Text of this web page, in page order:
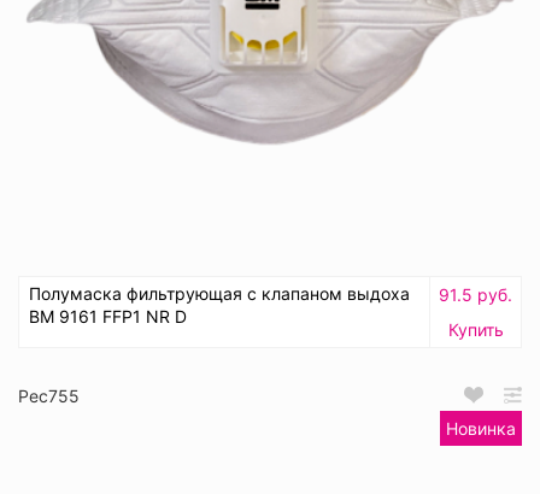
Полумаска фильтрующая с клапаном выдоха
ВМ 9161 FFP1 NR D
91.5 руб.
Купить
Рес755
Новинка